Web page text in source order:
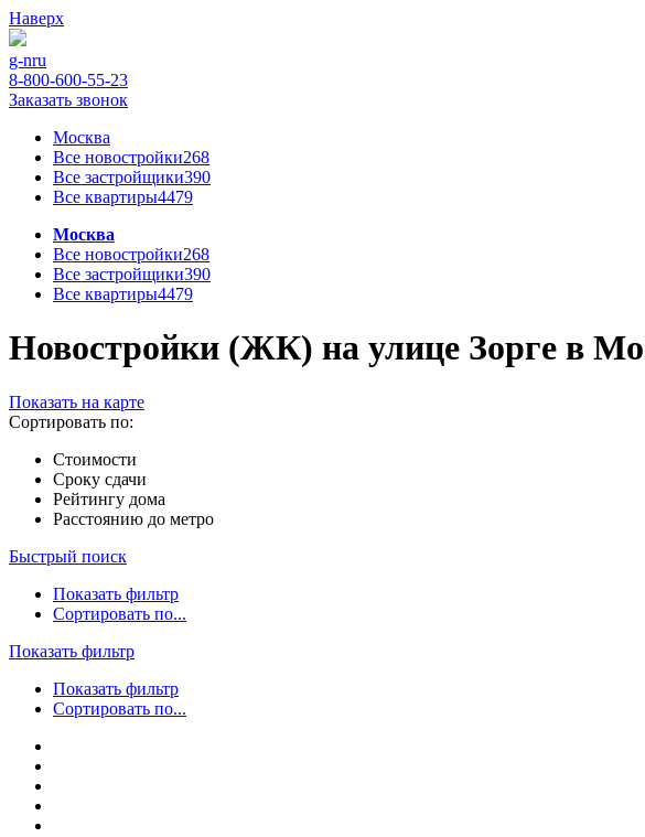
Наверх
g-nru
8-800-600-55-23
Заказать звонок
Москва
Все новостройки268
Все застройщики390
Все квартиры4479
Москва
Все новостройки268
Все застройщики390
Все квартиры4479
Новостройки (ЖК) на улице Зорге в
Показать на карте
Сортировать по:
Стоимости
Сроку сдачи
Рейтингу дома
Расстоянию до метро
Быстрый поиск
Показать фильтр
Сортировать по...
Показать фильтр
Показать фильтр
Сортировать по...